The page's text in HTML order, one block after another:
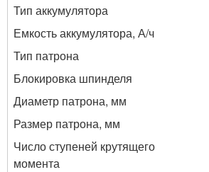
Тип аккумулятора
Емкость аккумулятора, А/ч
Тип патрона
Блокировка шпинделя
Диаметр патрона, мм
Размер патрона, мм
Число ступеней крутящего
момента